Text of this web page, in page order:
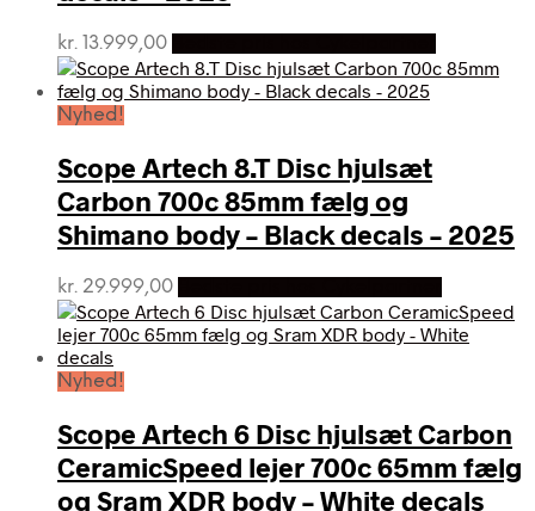
kr. 13.999,00
Nyhed!
Scope Artech 8.T Disc hjulsæt
Carbon 700c 85mm fælg og
Shimano body – Black decals – 2025
kr. 29.999,00
Nyhed!
Scope Artech 6 Disc hjulsæt Carbon
CeramicSpeed lejer 700c 65mm fælg
og Sram XDR body – White decals